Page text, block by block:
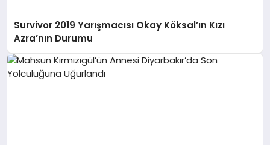
Survivor 2019 Yarışmacısı Okay Köksal’ın Kızı
Azra’nın Durumu